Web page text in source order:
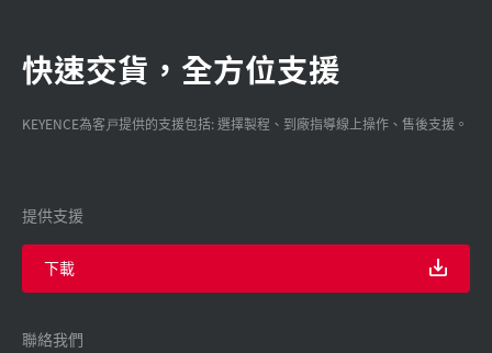
快速交貨，全方位支援
KEYENCE為客戸提供的支援包括: 選擇製程、到廠指導線上操作、售後支援。
提供支援
下載
聯絡我們